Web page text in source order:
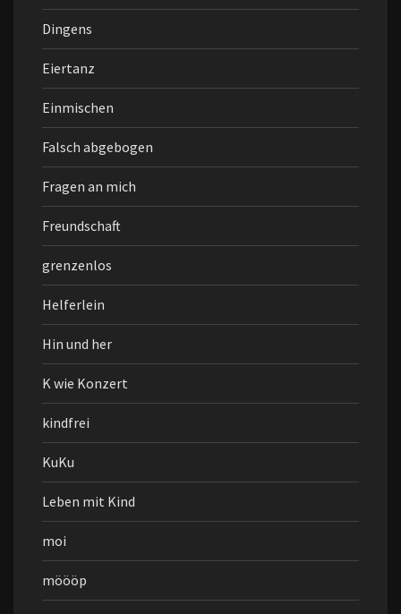
Dingens
Eiertanz
Einmischen
Falsch abgebogen
Fragen an mich
Freundschaft
grenzenlos
Helferlein
Hin und her
K wie Konzert
kindfrei
KuKu
Leben mit Kind
moi
möööp